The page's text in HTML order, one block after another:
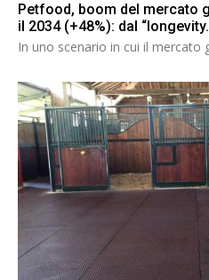
Petfood, boom del mercato
il 2034 (+48%): dal
In uno scenario in cui il mercato